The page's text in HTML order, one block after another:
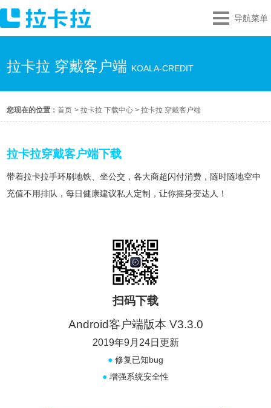
导航菜单
拉卡拉 穿戴客户端 KOALA-CREDIT
您现在的位置：首页 >拉卡拉 下载中心 >拉卡拉 穿戴客户端
拉卡拉穿戴客户端下载
带着拉卡拉手环刷地铁、坐公交，各大商超闪付消费，随时随地空中
充值不用排队，每日健康建议私人定制，让你摇身变达人！
扫码下载
Android客户端版本 V3.3.0
2019年9月24日更新
● 修复已知bug
● 增强系统安全性